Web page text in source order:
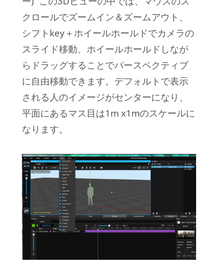
クロールでズームイン＆ズームアウト、
シフトkey＋ホイールホールドでカメラの
スライド移動、ホイールホールドしなが
らドラッグすることでパースペクティブ
に自由移動できます。 デフォルトで表示
される人のイメージがセンターになり、
平面にあるマス目は1m x1mのスケールに
なります。